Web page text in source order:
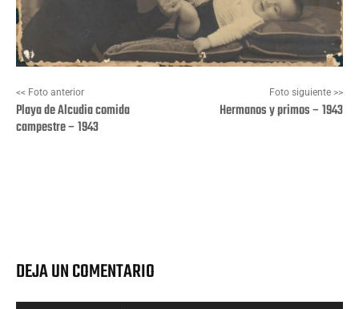
<< Foto anterior
Playa de Alcudia comida
campestre – 1943
Foto siguiente >>
Hermanos y primos – 1943
DEJA UN COMENTARIO